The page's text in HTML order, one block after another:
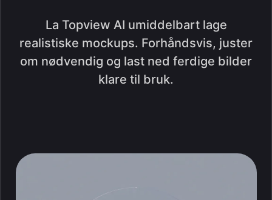
La Topview AI umiddelbart lage
realistiske mockups. Forhåndsvis, juster
om nødvendig og last ned ferdige bilder
klare til bruk.